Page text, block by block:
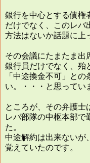
銀行を中心とする債権
だけでなく、このレバ
方法はないか話題に上
その会議にたまたま出
銀行員だけでなく、殆
「中途換金不可」と
い。・・・と思ってい
ところが、その弁護士
レバ部隊の中枢本部で
た。
中途解約は出来ないが
覚えていたのです。